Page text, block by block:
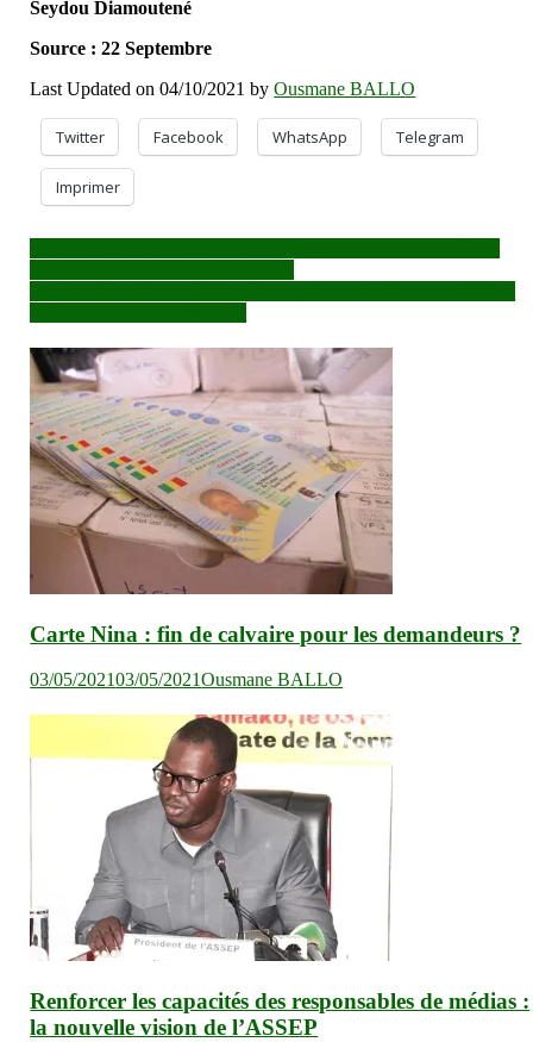
Seydou Diamoutené
Source : 22 Septembre
Last Updated on 04/10/2021 byOusmane BALLO
Twitter Facebook WhatsApp Telegram
Imprimer
Navigation
de
l’article
Carte Nina : fin de calvaire pour les demandeurs ?
03/05/202103/05/2021Ousmane BALLO
Renforcer les capacités des responsables de médias :
la nouvelle vision de l’ASSEP